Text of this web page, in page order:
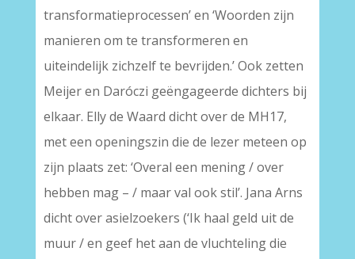
transformatieprocessen’ en ‘Woorden zijn
manieren om te transformeren en
uiteindelijk zichzelf te bevrijden.’ Ook zetten
Meijer en Daróczi geëngageerde dichters bij
elkaar. Elly de Waard dicht over de MH17,
met een openingszin die de lezer meteen op
zijn plaats zet: ‘Overal een mening / over
hebben mag – / maar val ook stil’. Jana Arns
dicht over asielzoekers (‘Ik haal geld uit de
muur / en geef het aan de vluchteling die